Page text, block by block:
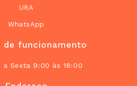
URA
WhatsApp
de funcionamento
a Sexta 9:00 às 18:00